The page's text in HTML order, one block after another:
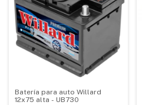
Batería para auto Willard
12x75 alta - UB730